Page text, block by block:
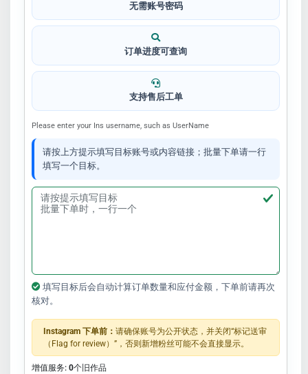
无需账号密码
订单进度可查询
支持售后工单
Please enter your Ins username, such as UserName
请按上方提示填写目标账号或内容链接；批量下单请一行
填写一个目标。
填写目标后会自动计算订单数量和应付金额，下单前请再次
核对。
Instagram 下单前： 请确保账号为公开状态，并关闭“标记送审
（Flag for review）”，否则新增粉丝可能不会直接显示。
增值服务: 0个旧作品